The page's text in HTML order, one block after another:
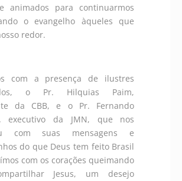
animados para continuarmos
o evangelho àqueles que
redor.
com a presença de ilustres
o Pr. Hilquias Paim,
da CBB, e o Pr. Fernando
executivo da JMN, que nos
com suas mensagens e
do que Deus tem feito Brasil
com os corações queimando
Jesus, um desejo